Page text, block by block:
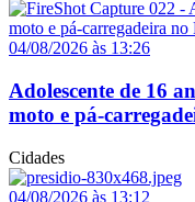
04/08/2026 às 13:26
Adolescente de 16
moto e pá-
Cidades
04/08/2026 às 13:12